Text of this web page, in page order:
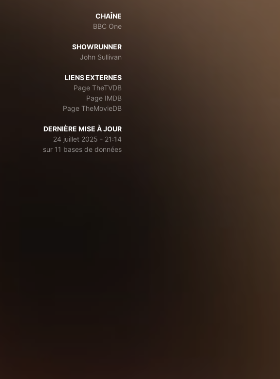
CHAÎNE
BBC One
SHOWRUNNER
John Sullivan
LIENS EXTERNES
Page TheTVDB
Page IMDB
Page TheMovieDB
DERNIÈRE MISE À JOUR
24 juillet 2025 - 21:14
sur 11 bases de données